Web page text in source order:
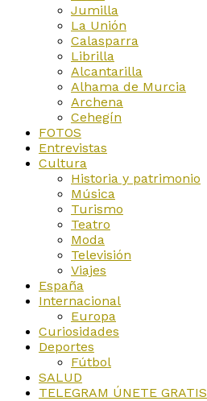
Jumilla
La Unión
Calasparra
Librilla
Alcantarilla
Alhama de Murcia
Archena
Cehegín
FOTOS
Entrevistas
Cultura
Historia y patrimonio
Música
Turismo
Teatro
Moda
Televisión
Viajes
España
Internacional
Europa
Curiosidades
Deportes
Fútbol
SALUD
TELEGRAM ÚNETE GRATIS